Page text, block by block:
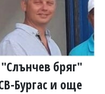
бряг"
Бургас и още